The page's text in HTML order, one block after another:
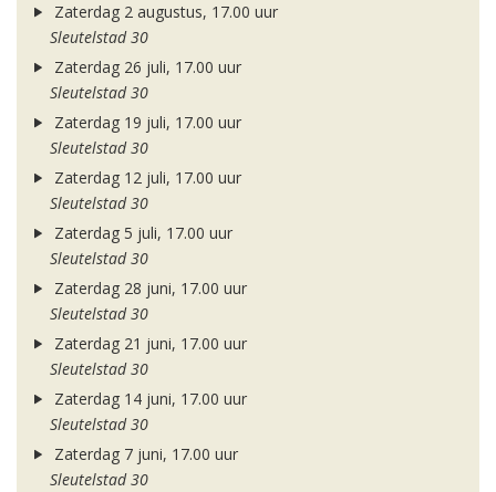
Zaterdag 2 augustus, 17.00 uur
Sleutelstad 30
Zaterdag 26 juli, 17.00 uur
Sleutelstad 30
Zaterdag 19 juli, 17.00 uur
Sleutelstad 30
Zaterdag 12 juli, 17.00 uur
Sleutelstad 30
Zaterdag 5 juli, 17.00 uur
Sleutelstad 30
Zaterdag 28 juni, 17.00 uur
Sleutelstad 30
Zaterdag 21 juni, 17.00 uur
Sleutelstad 30
Zaterdag 14 juni, 17.00 uur
Sleutelstad 30
Zaterdag 7 juni, 17.00 uur
Sleutelstad 30